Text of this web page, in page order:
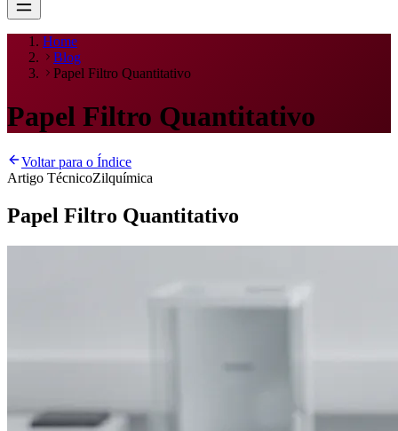
Home
Blog
Papel Filtro Quantitativo
Papel Filtro Quantitativo
Voltar para o Índice
Artigo TécnicoZilquímica
Papel Filtro Quantitativo